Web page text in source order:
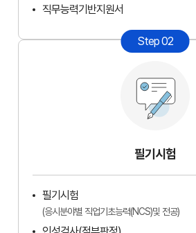
직무능력기반지원서
Step 02
필기시험
필기시험
(응시분야별 직업기초능력(NCS)및 전공)